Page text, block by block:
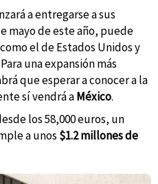
a entregarse a sus
mayo de este año, puede
el de Estados Unidos y
una expansión más
que esperar a conocer a la
sí vendrá aMéxico.
los 58,000 euros, un
a unos $1.2 millones de